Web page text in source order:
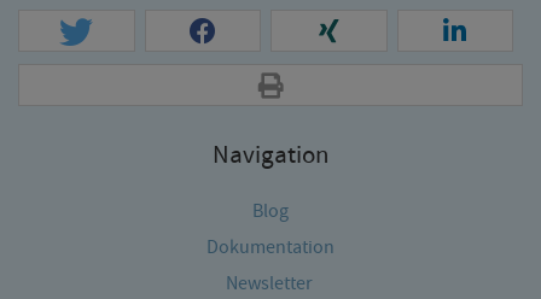
Navigation
Blog
Dokumentation
Newsletter